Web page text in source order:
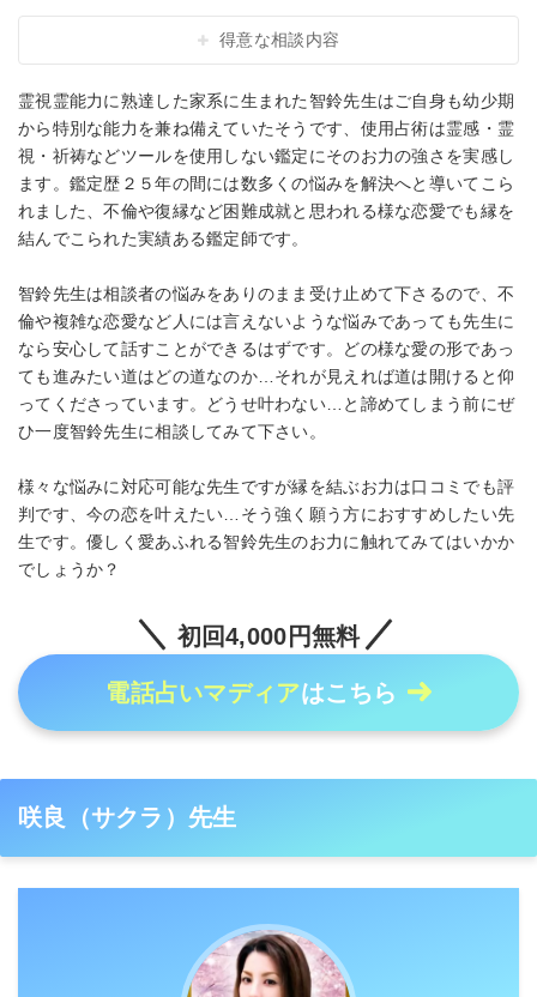
得意な相談内容
霊視霊能力に熟達した家系に生まれた智鈴先生はご自身も幼少期
から特別な能力を兼ね備えていたそうです、使用占術は霊感・霊
視・祈祷などツールを使用しない鑑定にそのお力の強さを実感し
ます。鑑定歴２５年の間には数多くの悩みを解決へと導いてこら
れました、不倫や復縁など困難成就と思われる様な恋愛でも縁を
結んでこられた実績ある鑑定師です。
智鈴先生は相談者の悩みをありのまま受け止めて下さるので、不
倫や複雑な恋愛など人には言えないような悩みであっても先生に
なら安心して話すことができるはずです。どの様な愛の形であっ
ても進みたい道はどの道なのか…それが見えれば道は開けると仰
ってくださっています。どうせ叶わない…と諦めてしまう前にぜ
ひ一度智鈴先生に相談してみて下さい。
様々な悩みに対応可能な先生ですが縁を結ぶお力は口コミでも評
判です、今の恋を叶えたい…そう強く願う方におすすめしたい先
生です。優しく愛あふれる智鈴先生のお力に触れてみてはいかか
でしょうか？
初回4,000円無料
電話占いマディアはこちら
咲良（サクラ）先生